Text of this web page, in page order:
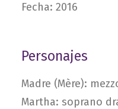
Fecha: 2016
Personajes
Madre (Mère):
Martha: soprano